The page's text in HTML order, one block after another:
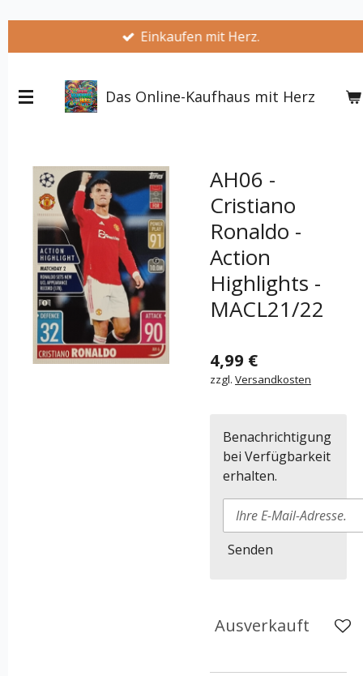
springen
Einkaufen mit Herz.
Das Online-Kaufhaus mit Herz
AH06 -
Cristiano
Ronaldo -
Action
Highlights -
MACL21/22
4,99 €
zzgl. Versandkosten
Benachrichtigung
bei Verfügbarkeit
erhalten.
Senden
Ausverkauft